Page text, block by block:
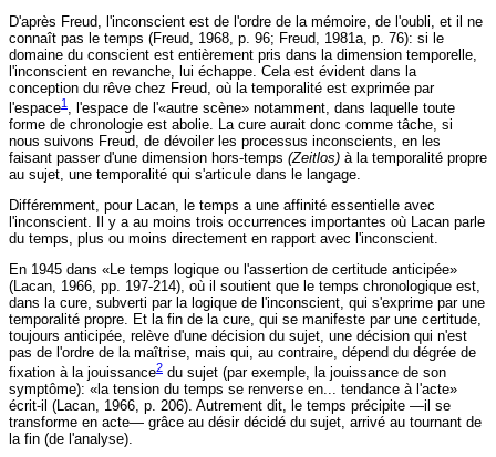
D'après Freud, l'inconscient est de l'ordre de la mémoire, de l'oubli, et il ne
connaît pas le temps (Freud, 1968, p. 96; Freud, 1981a, p. 76): si le
domaine du conscient est entièrement pris dans la dimension temporelle,
l'inconscient en revanche, lui échappe. Cela est évident dans la
conception du rêve chez Freud, où la temporalité est exprimée par
l'espace1
, l'espace de l'«autre scène» notamment, dans laquelle toute
forme de chronologie est abolie. La cure aurait donc comme tâche, si
nous suivons Freud, de dévoiler les processus inconscients, en les
faisant passer d'une dimension hors-temps (Zeitlos) à la temporalité propre
au sujet, une temporalité qui s'articule dans le langage.
Différemment, pour Lacan, le temps a une affinité essentielle avec
l'inconscient. Il y a au moins trois occurrences importantes où Lacan parle
du temps, plus ou moins directement en rapport avec l'inconscient.
En 1945 dans «Le temps logique ou l'assertion de certitude anticipée»
(Lacan, 1966, pp. 197-214), où il soutient que le temps chronologique est,
dans la cure, subverti par la logique de l'inconscient, qui s'exprime par une
temporalité propre. Et la fin de la cure, qui se manifeste par une certitude,
toujours anticipée, relève d'une décision du sujet, une décision qui n'est
pas de l'ordre de la maîtrise, mais qui, au contraire, dépend du dégrée de
fixation à la jouissance2 du sujet (par exemple, la jouissance de son
symptôme): «la tension du temps se renverse en... tendance à l'acte»
écrit-il (Lacan, 1966, p. 206). Autrement dit, le temps précipite —il se
transforme en acte— grâce au désir décidé du sujet, arrivé au tournant de
la fin (de l'analyse).